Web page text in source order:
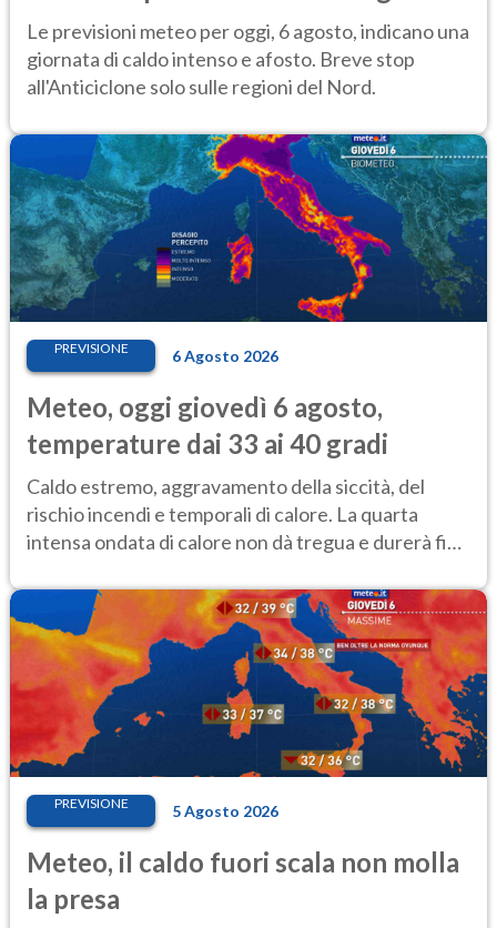
Le previsioni meteo per oggi, 6 agosto, indicano una
giornata di caldo intenso e afosto. Breve stop
all'Anticiclone solo sulle regioni del Nord.
PREVISIONE 6 Agosto 2026
Meteo, oggi giovedì 6 agosto,
temperature dai 33 ai 40 gradi
Caldo estremo, aggravamento della siccità, del
rischio incendi e temporali di calore. La quarta
intensa ondata di calore non dà tregua e durerà fino
PREVISIONE 5 Agosto 2026
Meteo, il caldo fuori scala non molla
la presa